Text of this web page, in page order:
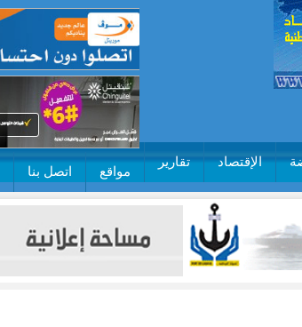
الإقتصاد تقارير
مواقع اتصل بنا